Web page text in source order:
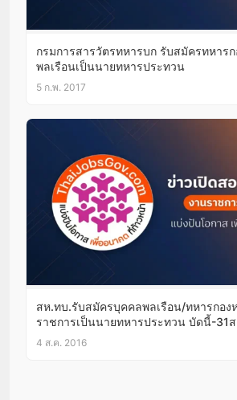
กรมการสารวัตรทหารบก รับสมัครทหาร
พลเรือนเป็นนายทหารประทวน
5 ก.พ. 2017
สห.ทบ.รับสมัครบุคคลพลเรือน/ทหารกอง
ราชการเป็นนายทหารประทวน บัดนี้-31
4 ส.ค. 2016